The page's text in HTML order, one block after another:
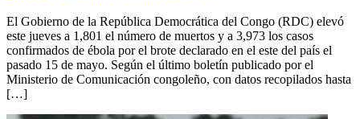
El Gobierno de la República Democrática del Congo (RDC) elevó
este jueves a 1,801 el número de muertos y a 3,973 los casos
confirmados de ébola por el brote declarado en el este del país el
pasado 15 de mayo. Según el último boletín publicado por el
Ministerio de Comunicación congoleño, con datos recopilados hasta
[…]